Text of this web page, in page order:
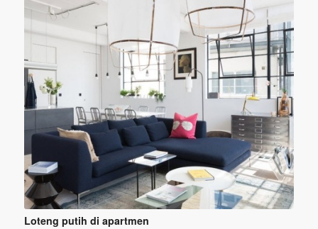
Loteng putih di apartmen